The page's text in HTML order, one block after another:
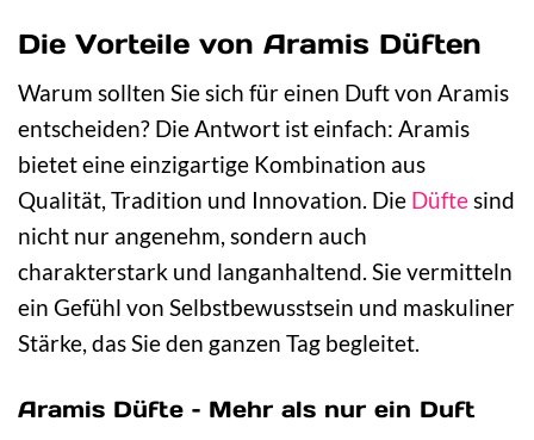
Die Vorteile von Aramis Düften
Warum sollten Sie sich für einen Duft von Aramis
entscheiden? Die Antwort ist einfach: Aramis
bietet eine einzigartige Kombination aus
Qualität, Tradition und Innovation. Die Düftesind
nicht nur angenehm, sondern auch
charakterstark und langanhaltend. Sie vermitteln
ein Gefühl von Selbstbewusstsein und maskuliner
Stärke, das Sie den ganzen Tag begleitet.
Aramis Düfte – Mehr als nur ein Duft